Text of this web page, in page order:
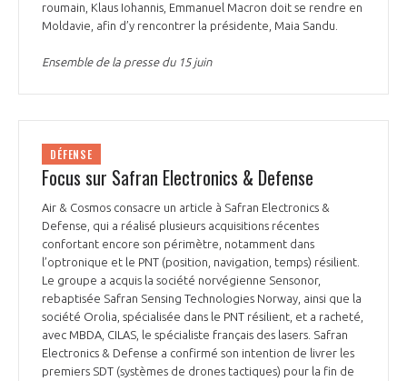
roumain, Klaus Iohannis, Emmanuel Macron doit se rendre en
Moldavie, afin d’y rencontrer la présidente, Maia Sandu.
Ensemble de la presse du 15 juin
DÉFENSE
Focus sur Safran Electronics & Defense
Air & Cosmos consacre un article à Safran Electronics &
Defense, qui a réalisé plusieurs acquisitions récentes
confortant encore son périmètre, notamment dans
l’optronique et le PNT (position, navigation, temps) résilient.
Le groupe a acquis la société norvégienne Sensonor,
rebaptisée Safran Sensing Technologies Norway, ainsi que la
société Orolia, spécialisée dans le PNT résilient, et a racheté,
avec MBDA, CILAS, le spécialiste français des lasers. Safran
Electronics & Defense a confirmé son intention de livrer les
premiers SDT (systèmes de drones tactiques) pour la fin de